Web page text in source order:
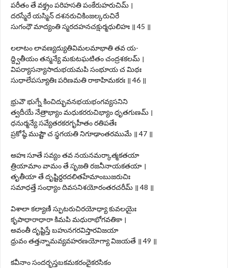
పరీతం తే వక్త్రం పరిహసతి పంకేరుహరుచిమ్ ।
దరస్మేరే యస్మిన్ దశనరుచికింజల్కరుచిరే
సుగంధౌ మాద్యంతి స్మరదహనచక్షుర్మధులిహః ॥ 45 ॥
లలాటం లావణ్యద్యుతివిమలమాభాతి తవ య-
ద్ద్వితీయం తన్మన్యే మకుటఘటితం చంద్రశకలమ్ ।
విపర్యాసన్యాసాదుభయమపి సంభూయ చ మిథః
సుధాలేపస్యూతిః పరిణమతి రాకాహిమకరః ॥ 46 ॥
భ్రువౌ భుగ్నే కించిద్భువనభయభంగవ్యసనిని
త్వదీయే నేత్రాభ్యాం మధుకరరుచిభ్యాం ధృతగుణమ్ ।
ధనుర్మన్యే సవ్యేతరకరగృహీతం రతిపతేః
ప్రకోష్ఠే ముష్టౌ చ స్థగయతి నిగూఢాంతరముమే ॥ 47 ॥
అహః సూతే సవ్యం తవ నయనమర్కాత్మకతయా
త్రియామాం వామం తే సృజతి రజనీనాయకతయా ।
తృతీయా తే దృష్టిర్దరదలితహేమాంబుజరుచిః
సమాధత్తే సంధ్యాం దివసనిశయోరంతరచరీమ్ ॥ 48 ॥
విశాలా కల్యాణీ స్ఫుటరుచిరయోధ్యా కువలయైః
కృపాధారాధారా కిమపి మధురాభోగవతికా ।
అవంతీ దృష్టిస్తే బహునగరవిస్తారవిజయా
ధ్రువం తత్తన్నామవ్యవహరణయోగ్యా విజయతే ॥ 49 ॥
కవీనాం సందర్భస్తబకమకరందైకరసికం